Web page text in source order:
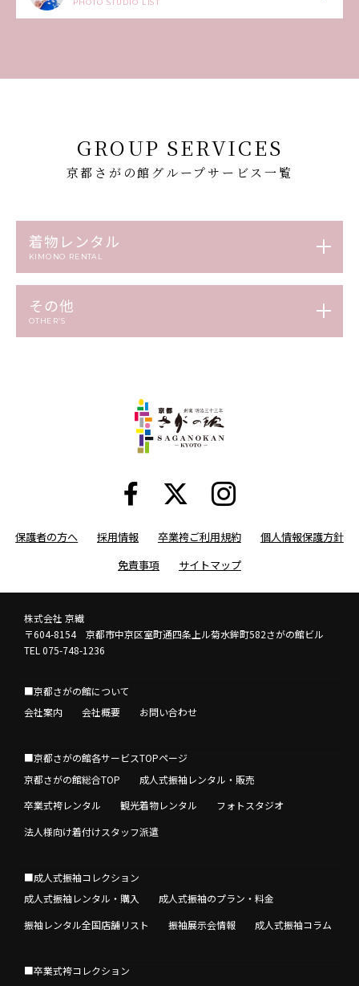
GROUP SERVICES
京都さがの館グループサービス一覧
着物レンタル
KIMONO RENTAL
その他
OTHER’S
保護者の方へ 採用情報 卒業袴ご利用規約
個人情報保護方針
免責事項
サイトマップ
株式会社 京繊
〒604-8154 京都市中京区室町通四条上ル菊水鉾町582さがの館ビル
TEL 075-748-1236
■京都さがの館について
会社案内
会社概要 お問い合わせ
■京都さがの館各サービスTOPページ
京都さがの館総合TOP
成人式振袖レンタル・販売
卒業式袴レンタル
観光着物レンタル
フォトスタジオ
法人様向け着付けスタッフ派遣
■成人式振袖コレクション
成人式振袖レンタル・購入
成人式振袖のプラン・料金
振袖レンタル全国店舗リスト
振袖展示会情報 成人式振袖コラム
■卒業式袴コレクション